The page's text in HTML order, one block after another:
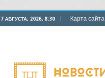
7 АВГУСТА, 2026, 8:30 Карта сайта